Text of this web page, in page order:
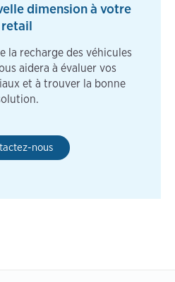
dimension à votre
retail
la recharge des véhicules
aidera à évaluer vos
et à trouver la bonne
nous